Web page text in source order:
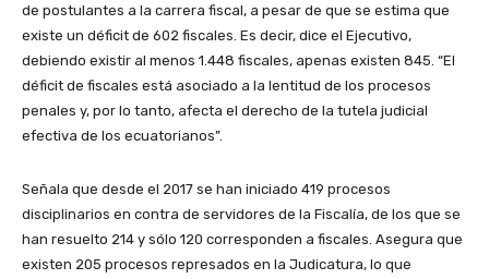
de postulantes a la carrera fiscal, a pesar de que se estima que
existe un déficit de 602 fiscales. Es decir, dice el Ejecutivo,
debiendo existir al menos 1.448 fiscales, apenas existen 845. “El
déficit de fiscales está asociado a la lentitud de los procesos
penales y, por lo tanto, afecta el derecho de la tutela judicial
efectiva de los ecuatorianos”.
Señala que desde el 2017 se han iniciado 419 procesos
disciplinarios en contra de servidores de la Fiscalía, de los que se
han resuelto 214 y sólo 120 corresponden a fiscales. Asegura que
existen 205 procesos represados en la Judicatura, lo que